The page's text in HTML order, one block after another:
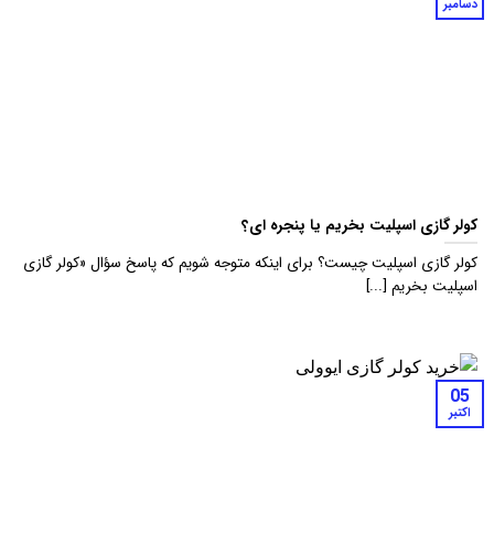
کولر گازی اسپلیت بخریم یا پنجره ای؟
کولر گازی اسپلیت چیست؟ برای اینکه متوجه شویم که پاسخ سؤال «کولر گازی
اسپلیت بخریم [...]
دسامبر
05
اکتبر